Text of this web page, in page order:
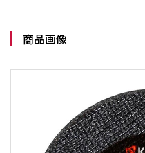
商品画像